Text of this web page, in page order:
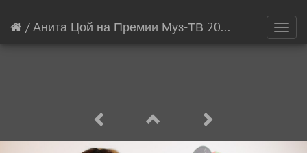
/Анита Цой на Премии Муз-ТВ 2016 [11652/